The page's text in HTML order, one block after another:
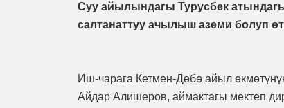
Суу айылындагы Турусбек
салтанаттуу ачылыш аземи болуп
Иш-чарага Кетмен-Дөбө айыл
Айдар Алишеров, аймактагы мектеп